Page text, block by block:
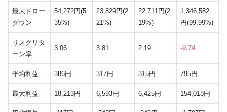
最大ドロー
ダウン
54,272円(5.
35%)
23,829円(2.
21%)
22,711円(2.
19%)
1,346,582
円(99.99%)
リスクリタ
ーン率
3.06 3.81 2.19 -0.74
平均利益 386円 317円 315円 795円
最大利益 18,213円 6,593円 6,425円 154,018円